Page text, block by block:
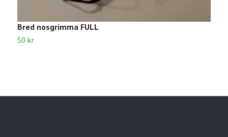
Bred nosgrimma FULL
50 kr